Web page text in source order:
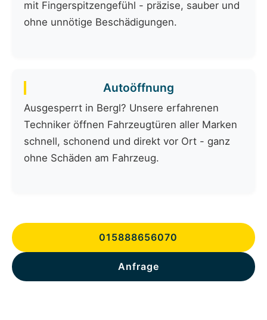
mit Fingerspitzengefühl - präzise, sauber und
ohne unnötige Beschädigungen.
Autoöffnung
Ausgesperrt in Bergl? Unsere erfahrenen
Techniker öffnen Fahrzeugtüren aller Marken
schnell, schonend und direkt vor Ort - ganz
ohne Schäden am Fahrzeug.
015888656070
Anfrage